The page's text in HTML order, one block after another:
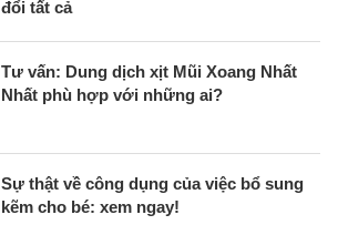
đổi tất cả
Tư vấn: Dung dịch xịt Mũi Xoang Nhất
Nhất phù hợp với những ai?
Sự thật về công dụng của việc bổ sung
kẽm cho bé: xem ngay!